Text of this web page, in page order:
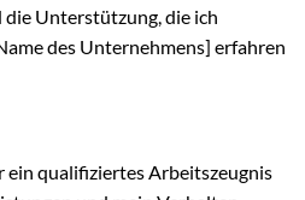
Unterstützung, die ich
des Unternehmens] erfahren
ein qualifiziertes Arbeitszeugnis